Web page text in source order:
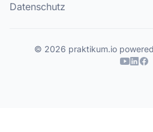
Datenschutz
© 2026 praktikum.io